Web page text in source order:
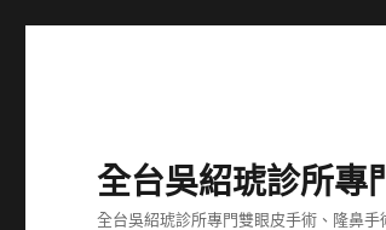
全台吳紹琥診所專
全台吳紹琥診所專門雙眼皮手術、隆鼻